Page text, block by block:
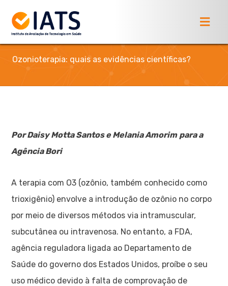
Ozonioterapia: quais as evidências científicas?
Por Daisy Motta Santos e Melania Amorim para a
Agência Bori
A terapia com O3 (ozônio, também conhecido como
trioxigênio) envolve a introdução de ozônio no corpo
por meio de diversos métodos via intramuscular,
subcutânea ou intravenosa. No entanto, a FDA,
agência reguladora ligada ao Departamento de
Saúde do governo dos Estados Unidos, proíbe o seu
uso médico devido à falta de comprovação de